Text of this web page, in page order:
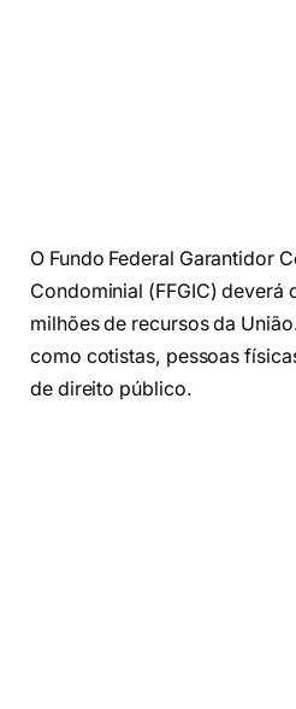
O Fundo Federal Garantidor
Condominial (FFGIC) deverá
milhões de recursos da
como cotistas, pessoas
de direito público.